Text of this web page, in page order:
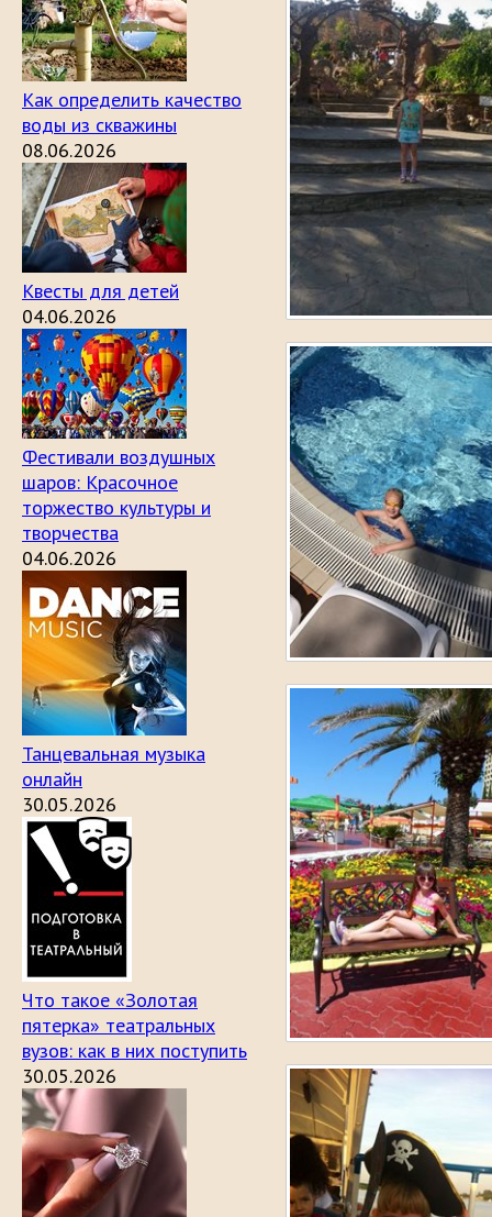
Как определить качество
воды из скважины
08.06.2026
Квесты для детей
04.06.2026
Фестивали воздушных
шаров: Красочное
торжество культуры и
творчества
04.06.2026
Танцевальная музыка
онлайн
30.05.2026
Что такое «Золотая
пятерка» театральных
вузов: как в них поступить
30.05.2026